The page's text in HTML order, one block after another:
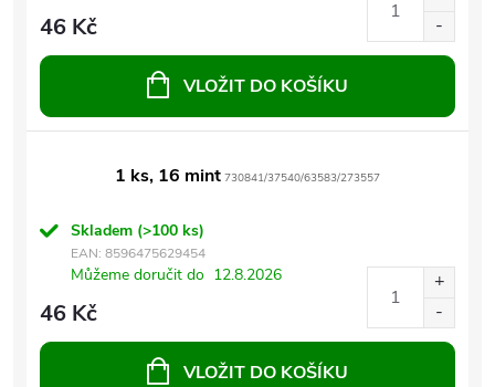
46 Kč
VLOŽIT DO KOŠÍKU
1 ks, 16 mint 730841/37540/63583/273557
Skladem (>100 ks)
EAN: 8596475629454
Můžeme doručit do 12.8.2026
46 Kč
VLOŽIT DO KOŠÍKU